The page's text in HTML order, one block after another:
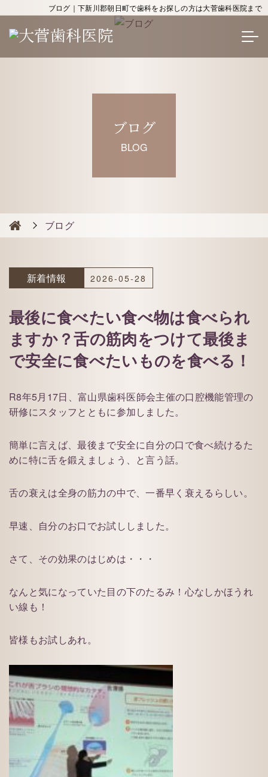
ブログ｜下新川郡朝日町で歯科をお探しの方は大菅歯科医院まで
ブログ
BLOG
ブログ
新着情報 2026-05-28
最後に食べたい食べ物は食べられ
ますか？舌の筋肉をつけて最後ま
で安全に食べたいものを食べる！
R8年5月17日、富山県歯科医師会主催の口腔機能管理の
研修にスタッフとともに参加しました。
簡単に言えば、最後まで安全に自分の口で食べ続けるた
めに特に舌を鍛えましょう、と言う話。
舌の衰えは全身の筋力の中で、一番早く衰えるらしい。
早速、自分のお口でお試ししました。
さて、その効果のはじめは・・・
なんと気になっていた目の下のたるみ！心なしかほうれ
い線も！
皆様もお試しあれ。